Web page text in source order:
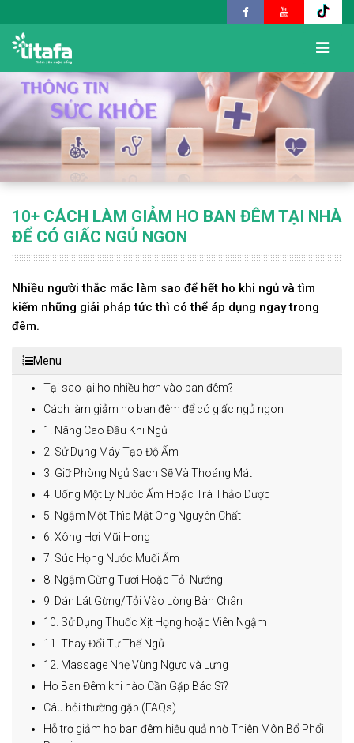
10+ CÁCH LÀM GIẢM HO BAN ĐÊM TẠI NHÀ
ĐỂ CÓ GIẤC NGỦ NGON
Nhiều người thắc mắc làm sao để hết ho khi ngủ và tìm
kiếm những giải pháp tức thì có thể áp dụng ngay trong
đêm.
Menu
Tại sao lại ho nhiều hơn vào ban đêm?
Cách làm giảm ho ban đêm để có giấc ngủ ngon
1. Nâng Cao Đầu Khi Ngủ
2. Sử Dụng Máy Tạo Độ Ẩm
3. Giữ Phòng Ngủ Sạch Sẽ Và Thoáng Mát
4. Uống Một Ly Nước Ấm Hoặc Trà Thảo Dược
5. Ngậm Một Thìa Mật Ong Nguyên Chất
6. Xông Hơi Mũi Họng
7. Súc Họng Nước Muối Ấm
8. Ngậm Gừng Tươi Hoặc Tỏi Nướng
9. Dán Lát Gừng/Tỏi Vào Lòng Bàn Chân
10. Sử Dụng Thuốc Xịt Họng hoặc Viên Ngậm
11. Thay Đổi Tư Thế Ngủ
12. Massage Nhẹ Vùng Ngực và Lưng
Ho Ban Đêm khi nào Cần Gặp Bác Sĩ?
Câu hỏi thường gặp (FAQs)
Hỗ trợ giảm ho ban đêm hiệu quả nhờ Thiên Môn Bổ Phổi